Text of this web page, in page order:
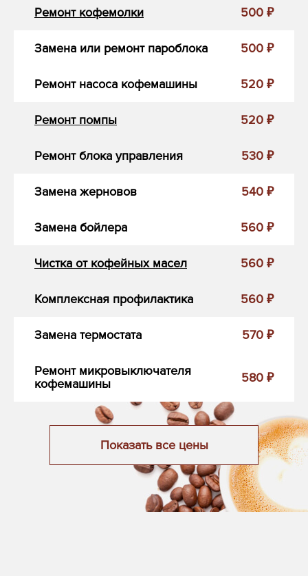
Ремонт кофемолки 500 ₽
Замена или ремонт пароблока 500 ₽
Ремонт насоса кофемашины 520 ₽
Ремонт помпы 520 ₽
Ремонт блока управления 530 ₽
Замена жерновов 540 ₽
Замена бойлера 560 ₽
Чистка от кофейных масел 560 ₽
Комплексная профилактика 560 ₽
Замена термостата 570 ₽
Ремонт микровыключателя
кофемашины
580 ₽
Показать все цены